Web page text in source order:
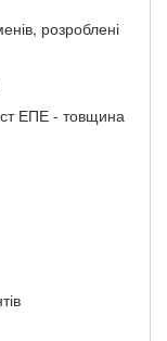
розроблені
ЕПЕ - товщина